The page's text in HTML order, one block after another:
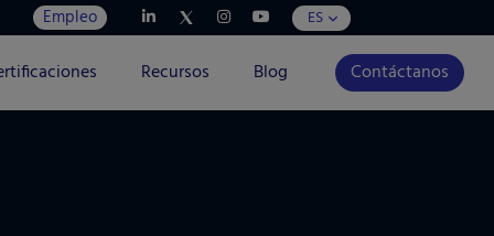
Empleo ES
Recursos Blog Contáctanos